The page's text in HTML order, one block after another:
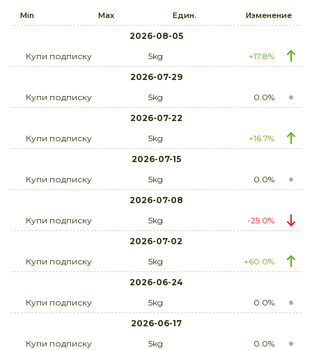
Min Max Един. Изменение
2026-08-05
Купи подписку
5kg
+17.8%
2026-07-29
Купи подписку
5kg
0.0%
2026-07-22
Купи подписку
5kg
+16.7%
2026-07-15
Купи подписку
5kg
0.0%
2026-07-08
Купи подписку
5kg
-25.0%
2026-07-02
Купи подписку
5kg
+60.0%
2026-06-24
Купи подписку
5kg
0.0%
2026-06-17
Купи подписку
5kg
0.0%